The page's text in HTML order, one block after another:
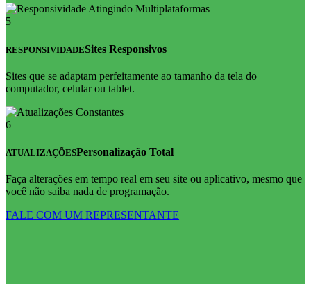
5
RESPONSIVIDADESites Responsivos
Sites que se adaptam perfeitamente ao tamanho da tela do
computador, celular ou tablet.
6
ATUALIZAÇÕESPersonalização Total
Faça alterações em tempo real em seu site ou aplicativo, mesmo que
você não saiba nada de programação.
FALE COM UM REPRESENTANTE